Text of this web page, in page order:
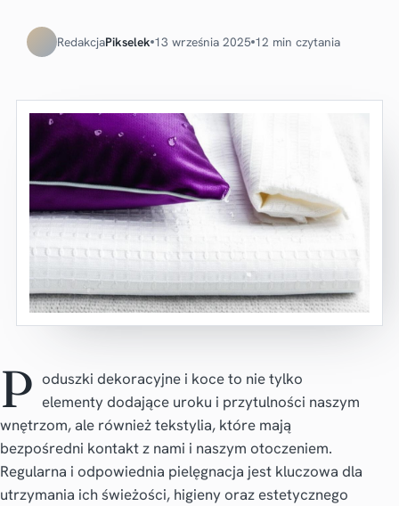
RedakcjaPikselek 13 września 2025 12 min czytania
P oduszki dekoracyjne i koce to nie tylko
elementy dodające uroku i przytulności naszym
wnętrzom, ale również tekstylia, które mają
bezpośredni kontakt z nami i naszym otoczeniem.
Regularna i odpowiednia pielęgnacja jest kluczowa dla
utrzymania ich świeżości, higieny oraz estetycznego